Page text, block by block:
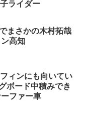
ライダー
まさかの木村拓哉
高知
ィンにも向いてい
ボード中積みでき
ファー車